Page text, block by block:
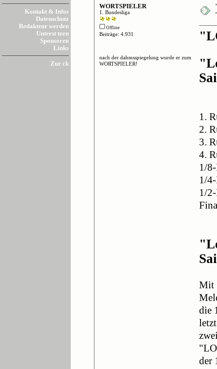
Kontakt & Infos
Datenschutz
Redakteur werden
Unterst tzen
Sponsoren
Links
Zur ck
WORTSPIELER
1. Bundesliga
Offline
Beiträge: 4.931
nach der dahmsspiegelung wurde er zum
WORTSPIELER!
1.
2.
3.
4.
1/
1/
1/
Mit
die
der